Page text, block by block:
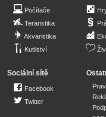
Počítače
Teraristika
Akvaristika
Kutilství
Sociální sítě
Facebook
Twitter